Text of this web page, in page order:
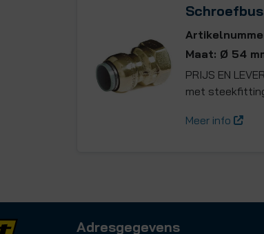
Maat: Ø 54
PRIJS EN
met
Meer info
Adresgegevens